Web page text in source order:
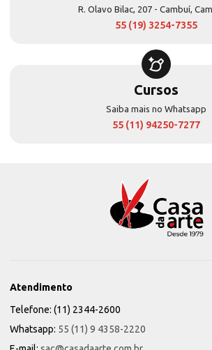
R. Olavo Bilac, 207 - Cambuí,
55 (19) 3254-7355
Cursos
Saiba mais no Whatsapp
55 (11) 94250-7277
Atendimento
Telefone: (11) 2344-2600
Whatsapp: 55 (11) 9 4358-2220